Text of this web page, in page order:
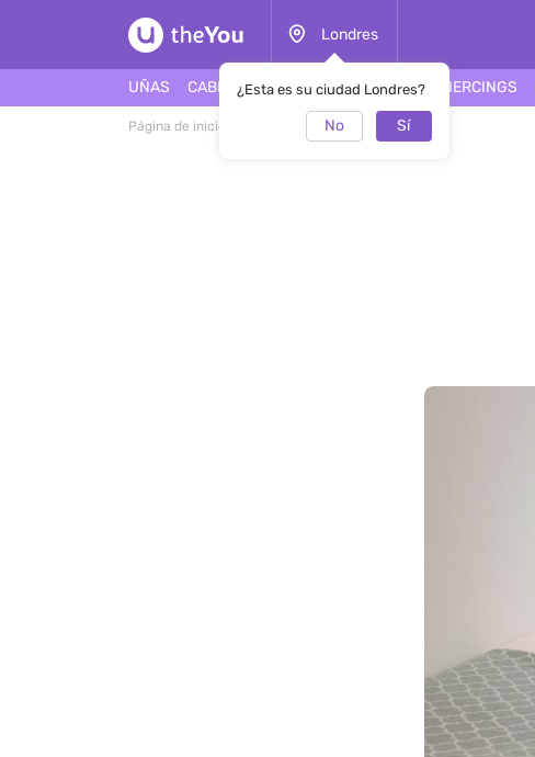
Londres
¿Esta es su ciudad Londres?
No Sí
UÑAS CABELLO ROSTRO TATUAJES PIERCINGS
Página de inicio SalónLashes In Style